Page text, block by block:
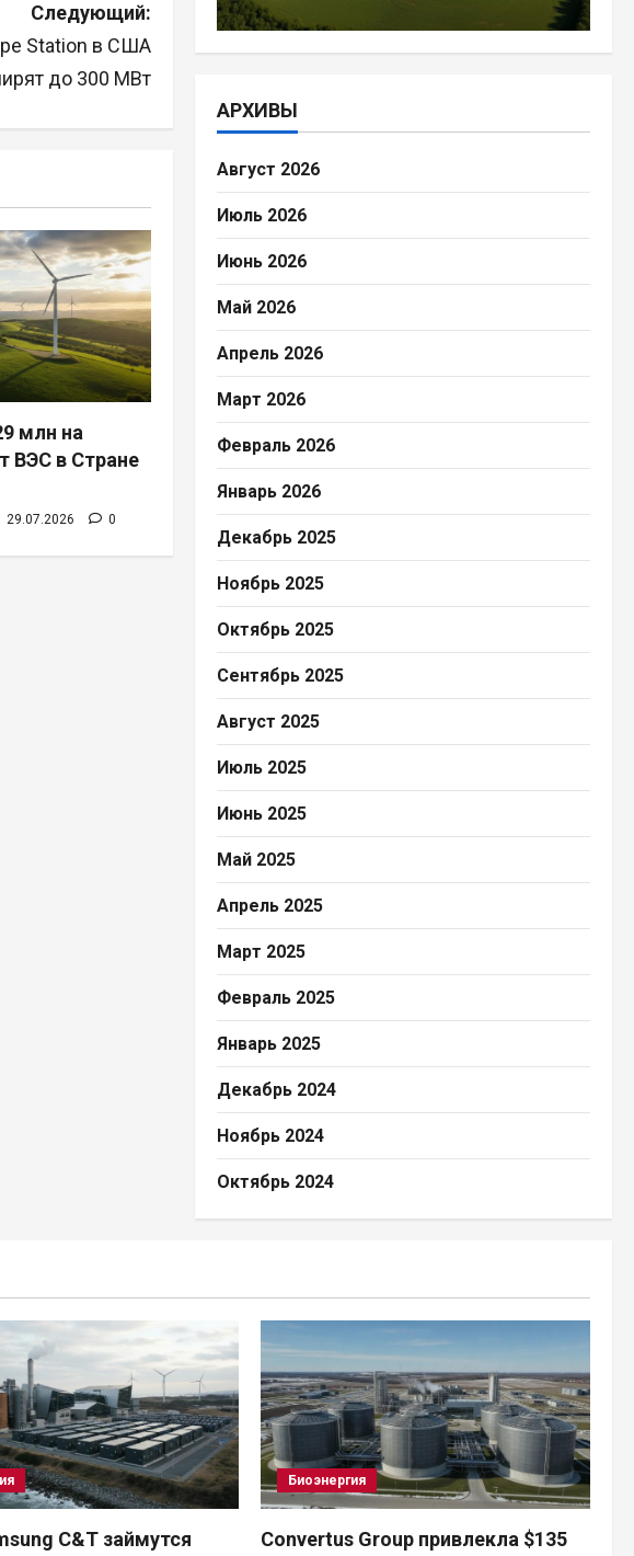
Следующий:
Station в США
до 300 МВт
млн на
ВЭС в Стране
29.07.2026 0
АРХИВЫ
Август 2026
Июль 2026
Июнь 2026
Май 2026
Апрель 2026
Март 2026
Февраль 2026
Январь 2026
Декабрь 2025
Ноябрь 2025
Октябрь 2025
Сентябрь 2025
Август 2025
Июль 2025
Июнь 2025
Май 2025
Апрель 2025
Март 2025
Февраль 2025
Январь 2025
Декабрь 2024
Ноябрь 2024
Октябрь 2024
C&T займутся
Биоэнергия
Convertus Group привлекла $135